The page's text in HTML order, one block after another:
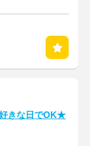
好きな日でOK★